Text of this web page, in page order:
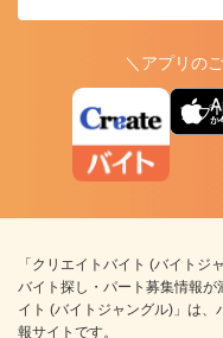
＼アプリの
アプ
「クリエイトバイト (バイト
バイト探し・パート募集情報
イト (バイトジャングル)」は
報サイトです。